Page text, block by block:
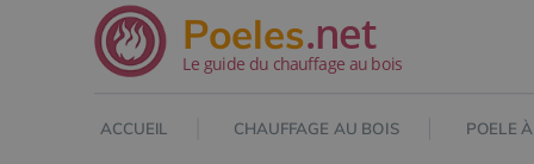
Poeles.net
Le guide du chauffage au bois
ACCUEIL CHAUFFAGE AU BOIS POELE